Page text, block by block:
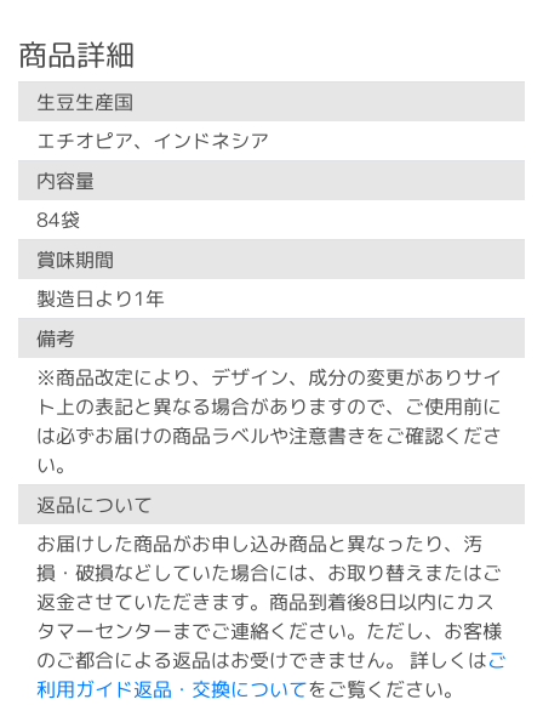
商品詳細
生豆生産国
エチオピア、インドネシア
内容量
84袋
賞味期間
製造日より1年
備考
※商品改定により、デザイン、成分の変更がありサイ
ト上の表記と異なる場合がありますので、ご使用前に
は必ずお届けの商品ラベルや注意書きをご確認くださ
い。
返品について
お届けした商品がお申し込み商品と異なったり、汚
損・破損などしていた場合には、お取り替えまたはご
返金させていただきます。商品到着後8日以内にカス
タマーセンターまでご連絡ください。ただし、お客様
のご都合による返品はお受けできません。 詳しくはご
利用ガイド返品・交換についてをご覧ください。